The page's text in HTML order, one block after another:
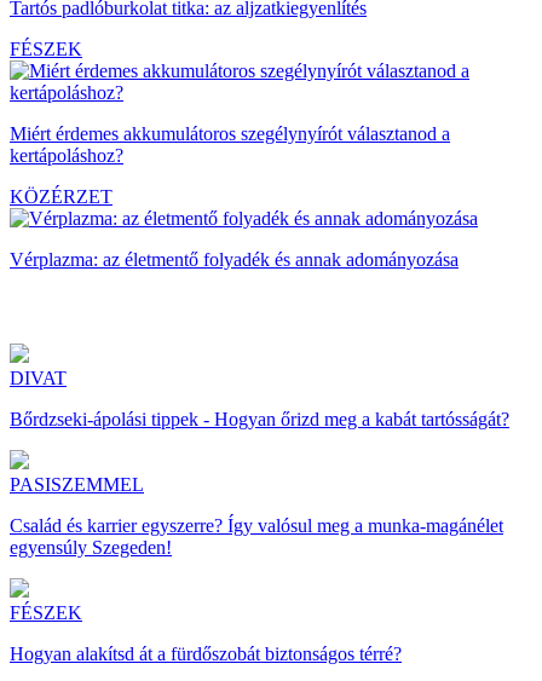
Tartós padlóburkolat titka: az aljzatkiegyenlítés
FÉSZEK
Miért érdemes akkumulátoros szegélynyírót választanod a
kertápoláshoz?
KÖZÉRZET
Vérplazma: az életmentő folyadék és annak adományozása
DIVAT
Bőrdzseki-ápolási tippek - Hogyan őrizd meg a kabát tartósságát?
PASISZEMMEL
Család és karrier egyszerre? Így valósul meg a munka-magánélet
egyensúly Szegeden!
FÉSZEK
Hogyan alakítsd át a fürdőszobát biztonságos térré?